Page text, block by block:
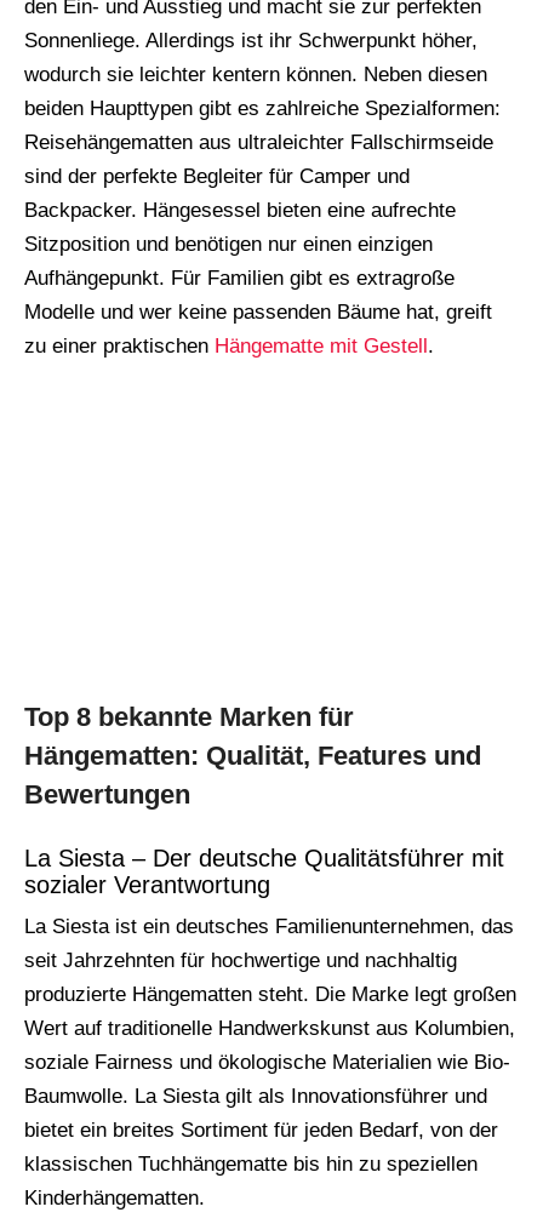
den Ein- und Ausstieg und macht sie zur perfekten
Sonnenliege. Allerdings ist ihr Schwerpunkt höher,
wodurch sie leichter kentern können. Neben diesen
beiden Haupttypen gibt es zahlreiche Spezialformen:
Reisehängematten aus ultraleichter Fallschirmseide
sind der perfekte Begleiter für Camper und
Backpacker. Hängesessel bieten eine aufrechte
Sitzposition und benötigen nur einen einzigen
Aufhängepunkt. Für Familien gibt es extragroße
Modelle und wer keine passenden Bäume hat, greift
zu einer praktischen Hängematte mit Gestell.
Top 8 bekannte Marken für
Hängematten: Qualität, Features und
Bewertungen
La Siesta – Der deutsche Qualitätsführer mit
sozialer Verantwortung
La Siesta ist ein deutsches Familienunternehmen, das
seit Jahrzehnten für hochwertige und nachhaltig
produzierte Hängematten steht. Die Marke legt großen
Wert auf traditionelle Handwerkskunst aus Kolumbien,
soziale Fairness und ökologische Materialien wie Bio-
Baumwolle. La Siesta gilt als Innovationsführer und
bietet ein breites Sortiment für jeden Bedarf, von der
klassischen Tuchhängematte bis hin zu speziellen
Kinderhängematten.